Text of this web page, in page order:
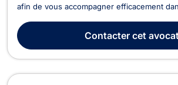
afin de vous accompagner efficacement
contrats et de la responsabilité civile, en
droit économique et en droit des...
Contactercet